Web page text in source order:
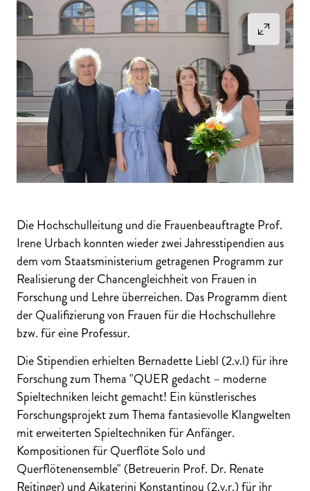
Die Hochschulleitung und die Frauenbeauftragte Prof.
Irene Urbach konnten wieder zwei Jahresstipendien aus
dem vom Staatsministerium getragenen Programm zur
Realisierung der Chancengleichheit von Frauen in
Forschung und Lehre überreichen. Das Programm dient
der Qualifizierung von Frauen für die Hochschullehre
bzw. für eine Professur.
Die Stipendien erhielten Bernadette Liebl (2.v.l) für ihre
Forschung zum Thema "QUER gedacht – moderne
Spieltechniken leicht gemacht! Ein künstlerisches
Forschungsprojekt zum Thema fantasievolle Klangwelten
mit erweiterten Spieltechniken für Anfänger.
Kompositionen für Querflöte Solo und
Querflötenensemble" (Betreuerin Prof. Dr. Renate
Reitinger) und Aikaterini Konstantinou (2.v.r.) für ihr